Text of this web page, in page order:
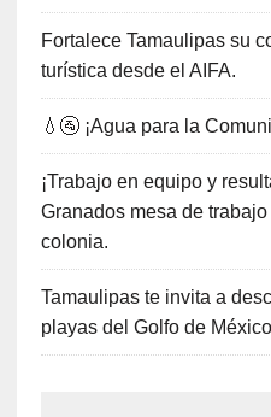
Fortalece Tamaulipas su
turística desde el AIFA.
💧🚰 ¡Agua para la
¡Trabajo en equipo y
Granados mesa de
colonia.
Tamaulipas te invita a
playas del Golfo de